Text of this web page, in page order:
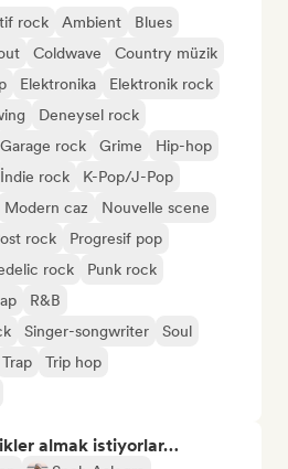
rock Ambient
Blues
Coldwave
Country müzik
Elektronika
Elektronik rock
Deneysel rock
Garage rock Grime
Hip-hop
İndie rock
K-Pop/J-Pop
Modern caz
Nouvelle scene
rock
Progresif pop
rock
Punk rock
R&B
Singer-songwriter
Soul
Trap
Trip hop
almak istiyorlar…